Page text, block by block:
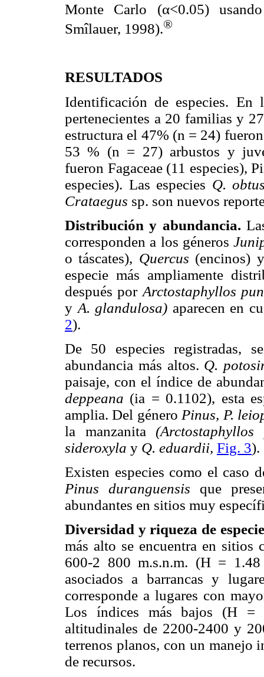
Monte Carlo (α<0.05)
Smîlauer, 1998).®
RESULTADOS
Identificación de especies. En
pertenecientes a 20 familias y
estructura el 47% (n = 24)
53 % (n = 27) arbustos y
fueron Fagaceae (11 especies),
especies). Las especies Q.
Crataegus sp. son nuevos
Distribución y abundancia.
corresponden a los géneros
o táscates), Quercus (encinos)
especie más ampliamente
después por Arctostaphyllos
y A. glandulosa) aparecen en
2).
De 50 especies registradas,
abundancia más altos. Q.
paisaje, con el índice de
deppeana (ia = 0.1102), esta
amplia. Del género Pinus, P.
la manzanita(Arctostaphyllos
sideroxyla y Q. eduardii, Fig. 3).
Existen especies como el caso
Pinus duranguensis que
abundantes en sitios muy
Diversidad y riqueza de
más alto se encuentra en
600-2 800 m.s.n.m. (H = 1.48
asociados a barrancas y
corresponde a lugares con
Los índices más bajos (H =
altitudinales de 2200-2400 y
terrenos planos, con un manejo
de recursos.